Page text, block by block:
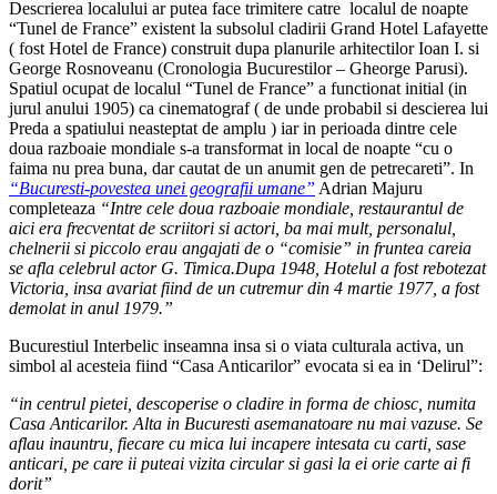
Descrierea localului ar putea face trimitere catre localul de noapte
“Tunel de France” existent la subsolul cladirii Grand Hotel Lafayette
( fost Hotel de France) construit dupa planurile arhitectilor Ioan I. si
George Rosnoveanu (Cronologia Bucurestilor – Gheorge Parusi).
Spatiul ocupat de localul “Tunel de France” a functionat initial (in
jurul anului 1905) ca cinematograf ( de unde probabil si descierea lui
Preda a spatiului neasteptat de amplu ) iar in perioada dintre cele
doua razboaie mondiale s-a transformat in local de noapte “cu o
faima nu prea buna, dar cautat de un anumit gen de petrecareti”. In
“Bucuresti-povestea unei geografii umane” Adrian Majuru
completeaza “Intre cele doua razboaie mondiale, restaurantul de
aici era frecventat de scriitori si actori, ba mai mult, personalul,
chelnerii si piccolo erau angajati de o “comisie” in fruntea careia
se afla celebrul actor G. Timica.Dupa 1948, Hotelul a fost rebotezat
Victoria, insa avariat fiind de un cutremur din 4 martie 1977, a fost
demolat in anul 1979.”
Bucurestiul Interbelic inseamna insa si o viata culturala activa, un
simbol al acesteia fiind “Casa Anticarilor” evocata si ea in ‘Delirul”:
“in centrul pietei, descoperise o cladire in forma de chiosc, numita
Casa Anticarilor. Alta in Bucuresti asemanatoare nu mai vazuse. Se
aflau inauntru, fiecare cu mica lui incapere intesata cu carti, sase
anticari, pe care ii puteai vizita circular si gasi la ei orie carte ai fi
dorit”